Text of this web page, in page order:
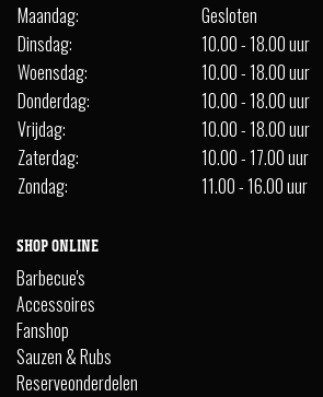
Maandag:
Gesloten
Dinsdag:
10.00 - 18.00 uur
Woensdag:
10.00 - 18.00 uur
Donderdag:
10.00 - 18.00 uur
Vrijdag:
10.00 - 18.00 uur
Zaterdag:
10.00 - 17.00 uur
Zondag:
11.00 - 16.00 uur
SHOP ONLINE
Barbecue's
Accessoires
Fanshop
Sauzen & Rubs
Reserveonderdelen